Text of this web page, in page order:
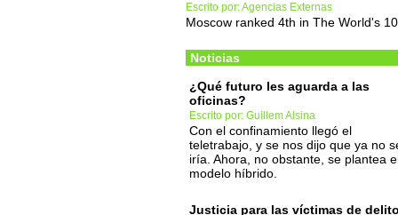
Escrito por: Agencias Externas
Moscow ranked 4th in The World's
Noticias
¿Qué futuro les aguarda a las
oficinas?
Escrito por: Guillem Alsina
Con el confinamiento llegó el
teletrabajo, y se nos dijo que ya no
iría. Ahora, no obstante, se plantea
modelo híbrido.
Justicia para las víctimas de